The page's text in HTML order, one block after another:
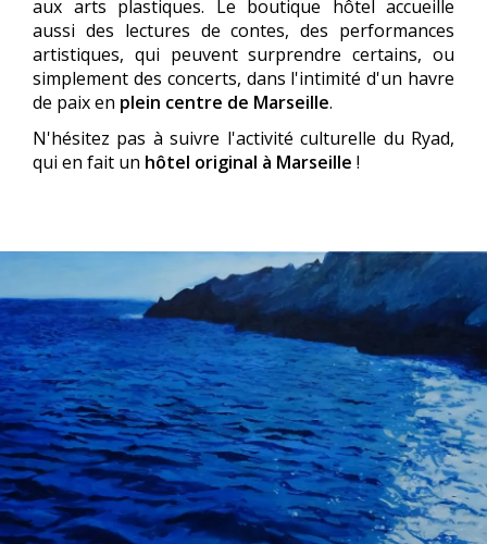
aux arts plastiques. Le boutique hôtel accueille
aussi des lectures de contes, des performances
artistiques, qui peuvent surprendre certains, ou
simplement des concerts, dans l'intimité d'un havre
de paix en plein centre de Marseille.
N'hésitez pas à suivre l'activité culturelle du Ryad,
qui en fait un hôtel original à Marseille !